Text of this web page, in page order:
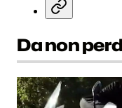
Da non